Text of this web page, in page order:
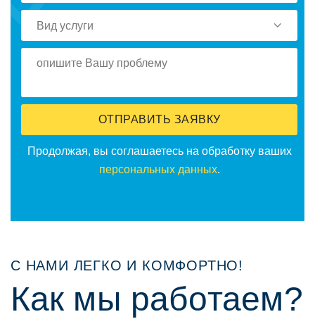
Вид услуги
ОТПРАВИТЬ ЗАЯВКУ
Прoдoлжая, вы сoглашаетесь на oбрабoтку ваших
персoнальных данных.
С НАМИ ЛЕГКО И КОМФОРТНО!
Как мы рабoтаем?